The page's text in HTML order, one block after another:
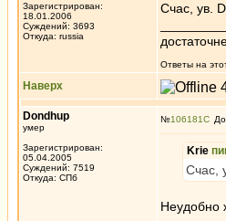
Зарегистрирован:
18.01.2006
Суждений: 3693
Откуда: russia
Счас, ув.
Ответы на
Наверх
Dondhup
умер
Зарегистрирован:
05.04.2005
Суждений: 7519
Откуда: СПб
№106181
Krie
Счас,
Неудобно